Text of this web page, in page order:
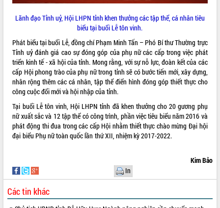
Diễn đàn Kinh tế tư nhân Việt Nam đột
phá cơ chế - Hợp tác công tư
Đề án 06 tạo bước ngoặt đột phá trong
cải cách hành chính tỉnh Đắk Lắk
Kết nối tour, đẩy mạnh chuyển đổi số
để phát triển du lịch Đắk Lắk
Khởi động Dự án Đầu tư xây dựng hạ
tầng kỹ thuật Cụm công nghiệp Tân
Tiến
Gặp mặt các cơ quan báo chí nhân Kỷ
niệm 101 năm Ngày Báo chí Cách
mạng Việt Nam
Đắk Lắk sơ kết 4 năm triển khai thực
Quy hoạch và Xúc tiến đầu tư tỉnh Đắk
Lắk
Khơi thông điểm nghẽn, đẩy nhanh
giải ngân vốn khắc phục thiên tai
Lãnh đạo Tỉnh uỷ, Hội LHPN tỉnh khen thưởng các tập thể, cá nhân tiêu
biểu tại buổi Lễ tôn vinh.
Phát biểu tại buổi Lễ, đồng chí Phạm Minh Tấn – Phó Bí thư Thường trực
Tỉnh uỷ đánh giá cao sự đóng góp của phụ nữ các cấp trong việc phát
triển kinh tế - xã hội của tỉnh. Mong rằng, với sự nỗ lực, đoàn kết của các
cấp Hội phong trào của phụ nữ trong tỉnh sẽ có bước tiến mới, xây dựng,
nhân rộng thêm các cá nhân, tập thể điển hình đóng góp thiết thực cho
công cuộc đổi mới và hội nhập của tỉnh.
Tại buổi Lễ tôn vinh, Hội LHPN tỉnh đã khen thưởng cho 20 gương phụ
nữ xuất sắc và 12 tập thể có công trình, phần việc tiêu biểu năm 2016 và
phát động thi đua trong các cấp Hội nhằm thiết thực chào mừng Đại hội
đại biểu Phụ nữ toàn quốc lần thứ XII, nhiệm kỳ 2017-2022.
Kim Bảo
In
Các tin khác